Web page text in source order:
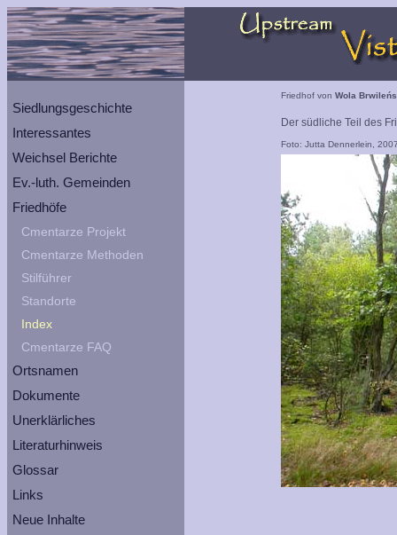
Siedlungsgeschichte
Interessantes
Weichsel Berichte
Ev.-luth. Gemeinden
Friedhöfe
Cmentarze Projekt
Cmentarze Methoden
Stilführer
Standorte
Index
Cmentarze FAQ
Ortsnamen
Dokumente
Unerklärliches
Literaturhinweis
Glossar
Links
Neue Inhalte
Friedhof von Wola
Der südliche Teil des
Foto: Jutta Dennerlein,